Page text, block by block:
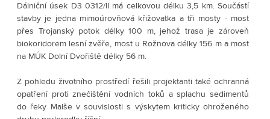
Dálniční úsek D3 0312/II má celkovou délku 3,5 km. Součástí
stavby je jedna mimoúrovňová křižovatka a tři mosty - most
přes Trojanský potok délky 100 m, jehož trasa je zároveň
biokoridorem lesní zvěře, most u Rožnova délky 156 m a most
na MÚK Dolní Dvořiště délky 56 m.
Z pohledu životního prostředí řešili projektanti také ochranná
opatření proti znečištění vodních toků a splachu sedimentů
do řeky Malše v souvislosti s výskytem kriticky ohroženého